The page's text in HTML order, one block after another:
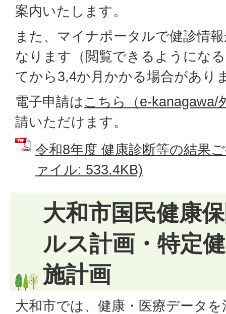
案内いたします。
また、マイナポータルで健診情
なります（閲覧できるようにな
てから3,4か月かかる場合があり
電子申請はこちら（e-kanagawa/
請いただけます。
令和8年度 健康診断等の結果
ァイル: 533.4KB)
大和市国民健康
ルス計画・特定
施計画
大和市では、健康・医療データ